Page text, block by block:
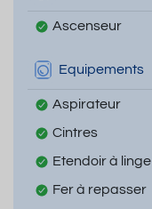
Ascenseur
Equipements
Aspirateur
Cintres
Etendoir à linge
Fer à repasser